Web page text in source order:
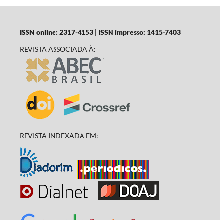
ISSN online: 2317-4153 | ISSN impresso: 1415-7403
REVISTA ASSOCIADA À:
REVISTA INDEXADA EM: